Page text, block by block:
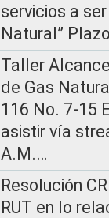
servicios a
Natural”
Taller
de Gas
116 No. 7-15
asistir vía
A.M.…
Resolución
RUT en lo